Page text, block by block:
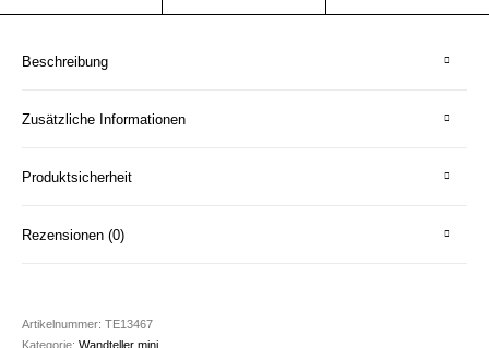
Beschreibung
Zusätzliche Informationen
Produktsicherheit
Rezensionen (0)
Artikelnummer:TE13467
Kategorie:Wandteller mini